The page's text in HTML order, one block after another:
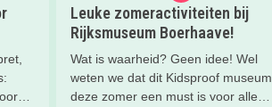
Leuke zomeractiviteiten bij
Rijksmuseum Boerhaave!
Wat is waarheid? Geen idee! Wel
weten we dat dit Kidsproof museum
deze zomer een must is voor alle